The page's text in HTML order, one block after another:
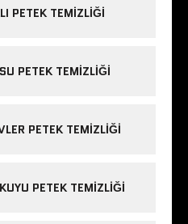
PETEK TEMIZLIĞI
PETEK TEMIZLIĞI
PETEK TEMIZLIĞI
PETEK TEMIZLIĞI